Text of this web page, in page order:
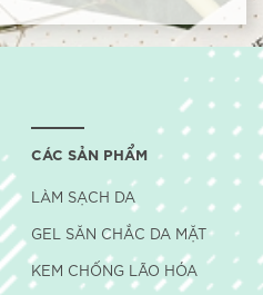
CÁC SẢN PHẨM
LÀM SẠCH DA
GEL SĂN CHẮC DA MẶT
KEM CHỐNG LÃO HÓA